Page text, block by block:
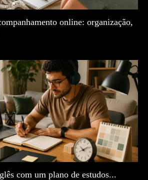
online: organização,
com um plano de estudos...